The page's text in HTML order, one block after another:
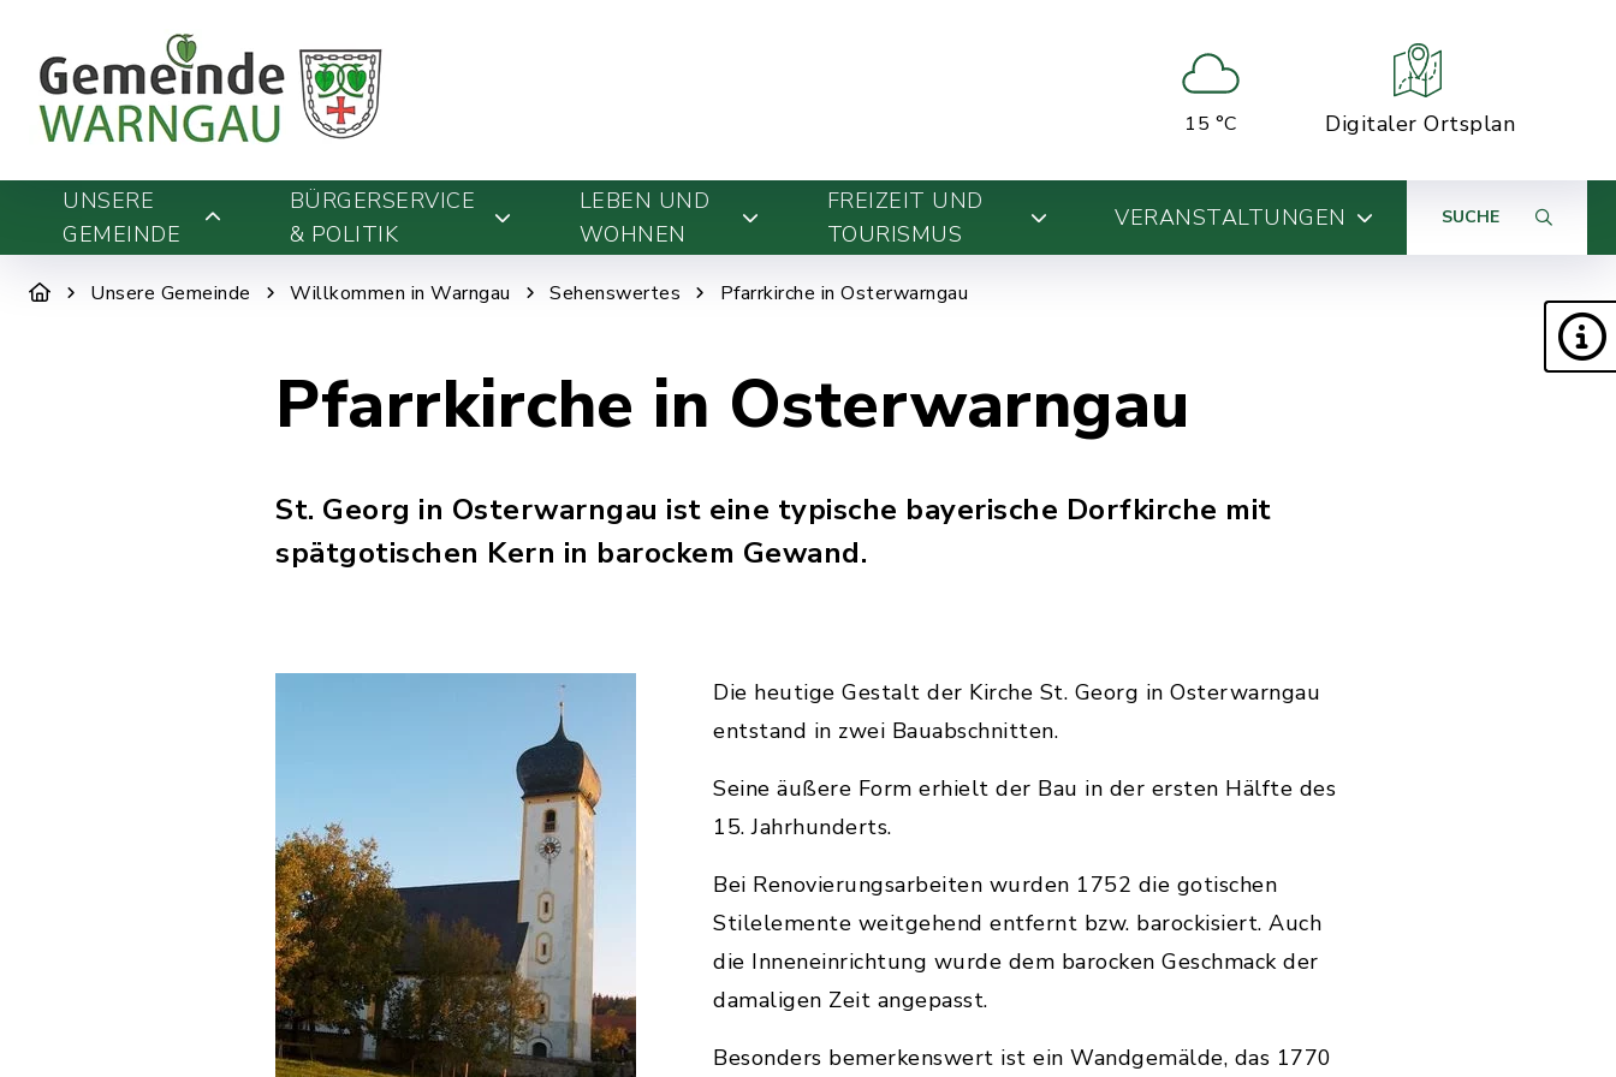
15 °C Digitaler Ortsplan
UNSERE
GEMEINDE
BÜRGERSERVICE
& POLITIK
LEBEN UND
WOHNEN
FREIZEIT UND
TOURISMUS
VERANSTALTUNGEN SUCHE
Unsere Gemeinde Willkommen in Warngau Sehenswertes Pfarrkirche in Osterwarngau
Pfarrkirche in Osterwarngau
St. Georg in Osterwarngau ist eine typische bayerische Dorfkirche mit
spätgotischen Kern in barockem Gewand.
Die heutige Gestalt der Kirche St. Georg in Osterwarngau
entstand in zwei Bauabschnitten.
Seine äußere Form erhielt der Bau in der ersten Hälfte des
15. Jahrhunderts.
Bei Renovierungsarbeiten wurden 1752 die gotischen
Stilelemente weitgehend entfernt bzw. barockisiert. Auch
die Inneneinrichtung wurde dem barocken Geschmack der
damaligen Zeit angepasst.
Besonders bemerkenswert ist ein Wandgemälde, das 1770